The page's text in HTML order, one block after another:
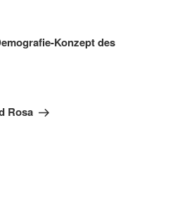
Konzept des
Rosa